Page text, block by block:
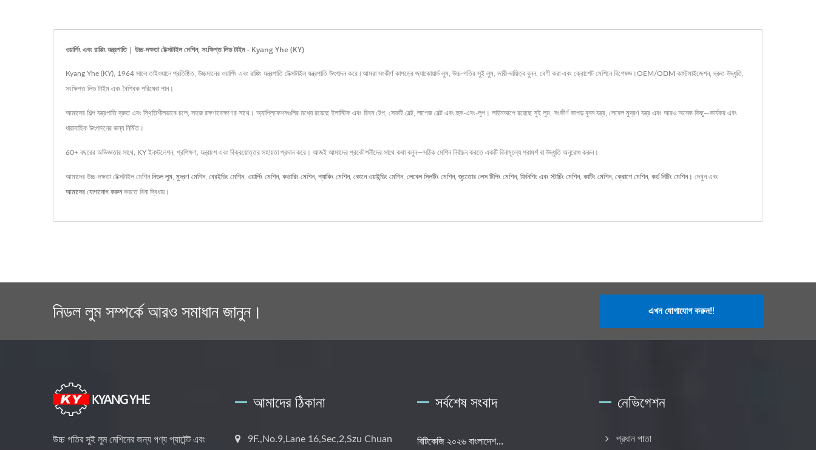
ওয়ার্পিং এবং রাপ্পিং যন্ত্রপাতি | উচ্চ-দক্ষতা টেক্সটাইল মেশিন, সংক্ষিপ্ত লিড টাইম - Kyang Yhe (KY)
Kyang Yhe (KY), 1964 সালে তাইওয়ানে প্রতিষ্ঠিত, উচ্চমানের ওয়ার্পিং এবং রাপ্পিং যন্ত্রপাতি টেক্সটাইল যন্ত্রপাতি উৎপাদন করে।আমরা সংকীর্ণ কাপড়ের জ্যাকোয়ার্ড লুম, উচ্চ-গতির সুই লুম, ভারী-দায়িত্ব বুনন, বেণী করা এবং ক্রোশেট মেশিনে বিশেষজ্ঞ।OEM/ODM কাস্টমাইজেশন, দ্রুত উদ্ধৃতি,
সংক্ষিপ্ত লিড টাইম এবং বৈশ্বিক পরিষেবা পান।
আমাদের শিল্প যন্ত্রপাতি দ্রুত এবং স্থিতিশীলভাবে চলে, সহজ রক্ষণাবেক্ষণের সাথে। অ্যাপ্লিকেশনগুলির মধ্যে রয়েছে ইলাস্টিক এবং রিবন টেপ, সেফটি বেল্ট, লাগেজ বেল্ট এবং হুক-এবং-লুপ। লাইনআপে রয়েছে সুই লুম, সংকীর্ণ কাপড় বুনন যন্ত্র, লেবেল মুদ্রণ যন্ত্র এবং আরও অনেক কিছু—কার্যকর এবং
ধারাবাহিক উৎপাদনের জন্য নির্মিত।
60+ বছরের অভিজ্ঞতার সাথে, KY ইনস্টলেশন, প্রশিক্ষণ, যন্ত্রাংশ এবং বিক্রয়োত্তর সহায়তা প্রদান করে। আজই আমাদের প্রকৌশলীদের সাথে কথা বলুন—সঠিক মেশিন নির্বাচন করতে একটি বিনামূল্যে পরামর্শ বা উদ্ধৃতি অনুরোধ করুন।
আমাদের উচ্চ-দক্ষতা টেক্সটাইল মেশিননিডল লুম মুদ্রণ মেশিন, ব্রেইডিং মেশিন, ওয়ার্পিং মেশিন, কভারিং মেশিন, প্যাকিং মেশিন, কোনে ওয়াইন্ডিং মেশিন, লেবেল স্লিটিং মেশিন, জুতোের লেস টিপিং মেশিন, ফিনিশিং এবং স্টার্চিং মেশিন, কাটিং মেশিন, ক্রোশে মেশিন, কর্ড নিটিং মেশিন। দেখুন এবং
আমাদের যোগাযোগ করুনকরতে বিনা দ্বিধায়।
নিডল লুম সম্পর্কে আরও সমাধান জানুন। এখন যোগাযোগ করুন!!
উচ্চ গতির সুই লুম মেশিনের জন্য পণ্য প্যাটেন্ট এবং
আমাদের ঠিকানা
9F.,No.9,Lane 16,Sec,2,Szu Chuan
সর্বশেষ সংবাদ
বিটিকেজি ২০২৬ বাংলাদেশ...
নেভিগেশন
প্রধান পাতা